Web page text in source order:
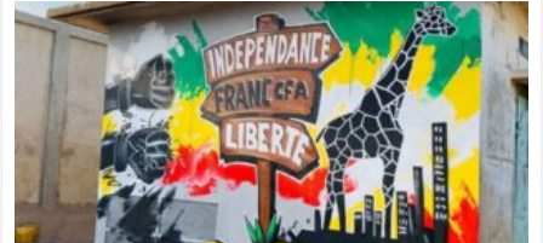
:
Les
jeunes
artistes
s’élèvent
contre
le
franc
CFA